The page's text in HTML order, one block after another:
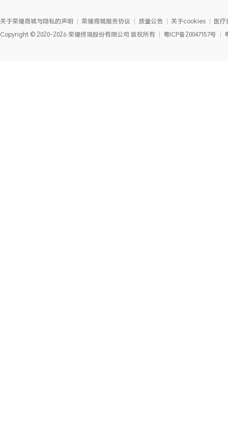
关于荣耀商城与隐私的声明 荣耀商城服务协议 质量公告 关于cookies
医疗
Copyright © 2020-2026 荣耀终端股份有限公司 版权所有 粤ICP备20047157号